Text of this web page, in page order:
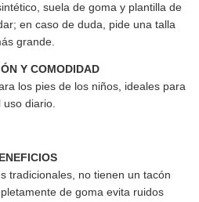
suela de goma y plantilla de
en caso de duda, pide una talla
grande.
Y COMODIDAD
los pies de los niños, ideales para
uso diario.
tradicionales, no tienen un tacón
de goma evita ruidos